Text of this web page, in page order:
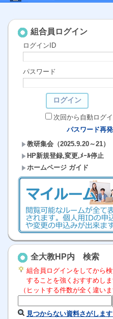
組合員ログイン
ログインID
パスワード
次回から自動ログ
パスワード再
教研集会（2025.9.20～21）
HP新規登録,変更,ﾒｰﾙ停止
ホームページ ガイド
全大教HP内 検索
組合員ログインをしてから
することを強くおすすめし
（ヒットする件数が全く違いま
見つからない資料さがします